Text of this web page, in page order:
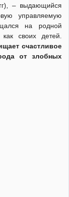
– выдающийся
управляемую
на родной
своих детей.
счастливое
от злобных